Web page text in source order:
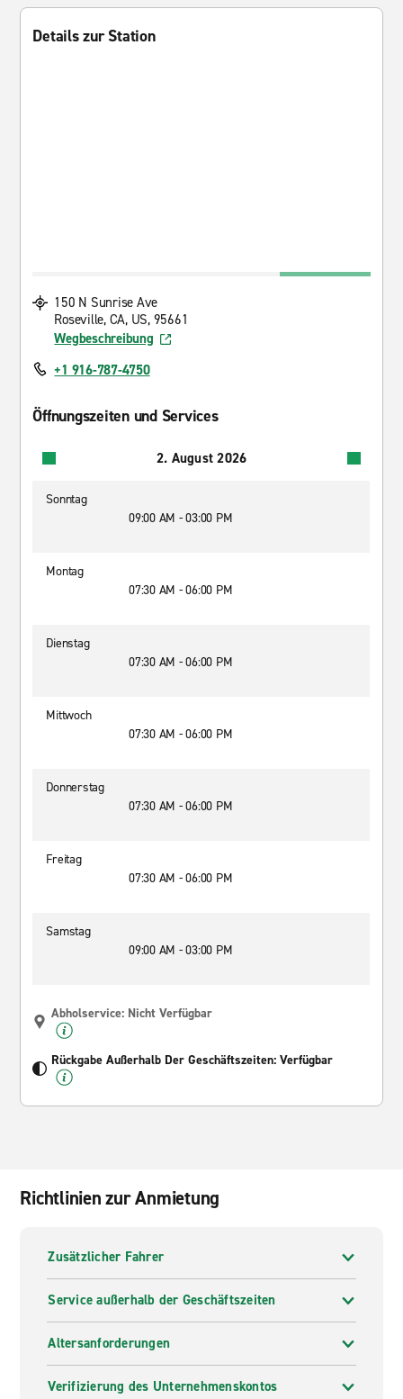
Details zur Station
150 N Sunrise Ave
Roseville, CA, US, 95661
Wegbeschreibung
+1 916-787-4750
Öffnungszeiten und Services
2. August 2026
Sonntag
09:00 AM - 03:00 PM
Montag
07:30 AM - 06:00 PM
Dienstag
07:30 AM - 06:00 PM
Mittwoch
07:30 AM - 06:00 PM
Donnerstag
07:30 AM - 06:00 PM
Freitag
07:30 AM - 06:00 PM
Samstag
09:00 AM - 03:00 PM
Abholservice: Nicht Verfügbar
Rückgabe Außerhalb Der Geschäftszeiten: Verfügbar
Richtlinien zur Anmietung
Zusätzlicher Fahrer
Service außerhalb der Geschäftszeiten
Altersanforderungen
Verifizierung des Unternehmenskontos